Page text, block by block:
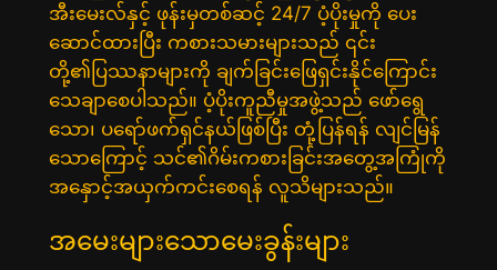
အီးမေးလ်နှင့် ဖုန်းမှတစ်ဆင့် 24/7 ပံ့ပိုးမှုကို ပေး
ဆောင်ထားပြီး ကစားသမားများသည် ၎င်း
တို့၏ပြဿနာများကို ချက်ခြင်းဖြေရှင်းနိုင်ကြောင်း
သေချာစေပါသည်။ ပံ့ပိုးကူညီမှုအဖွဲ့သည် ဖော်ရွေ
သော၊ ပရော်ဖက်ရှင်နယ်ဖြစ်ပြီး တုံ့ပြန်ရန် လျင်မြန်
သောကြောင့် သင်၏ဂိမ်းကစားခြင်းအတွေ့အကြုံကို
အနှောင့်အယှက်ကင်းစေရန် လူသိများသည်။
အမေးများသောမေးခွန်းများ